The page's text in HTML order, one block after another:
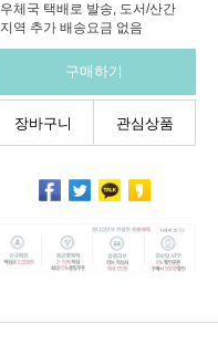
우체국 택배로 발송, 도서/산간
지역 추가 배송요금 없음
구매하기
장바구니 관심상품